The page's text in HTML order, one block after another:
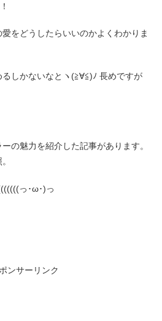
をどうしたらいいのかよくわかりま
しかないなとヽ(≧∀≦)ﾉ 長めですが
の魅力を紹介した記事があります。
っ･ω･)っ
ンサーリンク